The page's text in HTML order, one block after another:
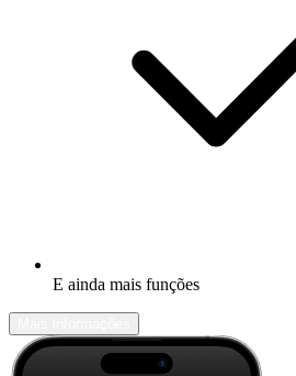
E ainda mais funções